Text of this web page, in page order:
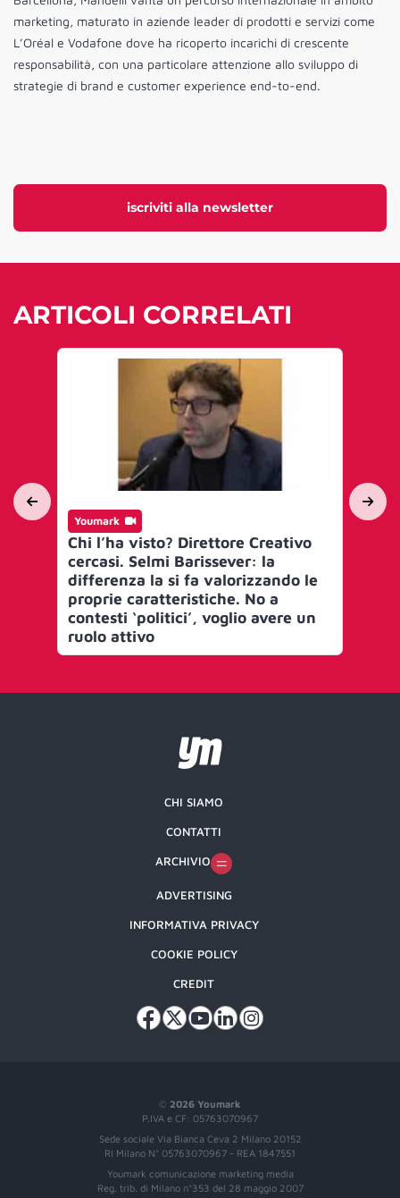
iscriviti alla newsletter
marketing, maturato in aziende leader di prodotti e servizi come
L’Oréal e Vodafone dove ha ricoperto incarichi di crescente
responsabilità, con una particolare attenzione allo sviluppo di
strategie di brand e customer experience end-to-end.
ARTICOLI CORRELATI
Youmark
Chi l’ha visto? Direttore Creativo
cercasi. Selmi Barissever: la
differenza la si fa valorizzando le
proprie caratteristiche. No a
contesti ‘politici’, voglio avere un
ruolo attivo
© 2026 Youmark
P.IVA e CF: 05763070967
Sede sociale Via Bianca Ceva 2 Milano 20152
RI Milano N° 05763070967 - REA 1847551
Youmark comunicazione marketing media
Reg. trib. di Milano n°353 del 28 maggio 2007
CHI SIAMO
CONTATTI
ARCHIVIO
ADVERTISING
INFORMATIVA PRIVACY
COOKIE POLICY
CREDIT